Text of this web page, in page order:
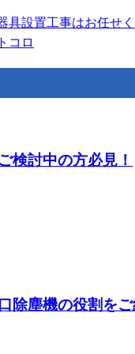
設置工事はお任せく
コロ
検討中の方必見！
除塵機の役割を